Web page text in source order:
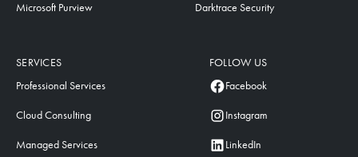
SERVICES
Professional Services
Cloud Consulting
Managed Services
Microsoft Purview Darktrace Security
FOLLOW US
Facebook
Instagram
LinkedIn